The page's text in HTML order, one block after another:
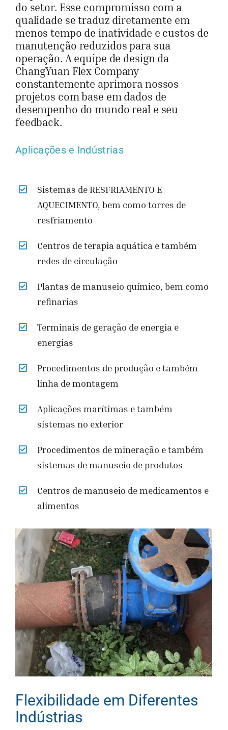
do setor. Esse compromisso com a
qualidade se traduz diretamente em
menos tempo de inatividade e custos de
manutenção reduzidos para sua
operação. A equipe de design da
ChangYuan Flex Company
constantemente aprimora nossos
projetos com base em dados de
desempenho do mundo real e seu
feedback.
Aplicações e Indústrias
Sistemas de RESFRIAMENTO E
AQUECIMENTO, bem como torres de
resfriamento
Centros de terapia aquática e também
redes de circulação
Plantas de manuseio químico, bem como
refinarias
Terminais de geração de energia e
energias
Procedimentos de produção e também
linha de montagem
Aplicações marítimas e também
sistemas no exterior
Procedimentos de mineração e também
sistemas de manuseio de produtos
Centros de manuseio de medicamentos e
alimentos
Flexibilidade em Diferentes
Indústrias